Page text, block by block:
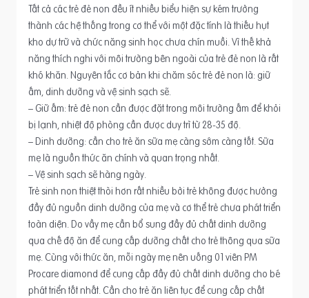
Tất cả các trẻ đẻ non đều ít nhiều biểu hiện sự kém trưởng
thành các hệ thống trong cơ thể với một đặc tính là thiếu hụt
kho dự trữ và chức năng sinh học chưa chín muồi. Vì thế khả
năng thích nghi với môi trường bên ngoài của trẻ đẻ non là rất
khó khăn. Nguyên tắc cơ bản khi chăm sóc trẻ đẻ non là: giữ
ấm, dinh dưỡng và vệ sinh sạch sẽ.
– Giữ ấm: trẻ đẻ non cần được đặt trong môi trường ấm để khỏi
bị lạnh, nhiệt độ phòng cần được duy trì từ 28-35 độ.
– Dinh dưỡng: cần cho trẻ ăn sữa mẹ càng sớm càng tốt. Sữa
mẹ là nguồn thức ăn chính và quan trọng nhất.
– Vệ sinh sạch sẽ hàng ngày.
Trẻ sinh non thiệt thòi hơn rất nhiều bởi trẻ không được hưởng
đầy đủ nguồn dinh dưỡng của mẹ và cơ thể trẻ chưa phát triển
toàn diện. Do vầy mẹ cần bổ sung đầy đủ chất dinh dưỡng
qua chế độ ăn để cung cấp dưỡng chất cho trẻ thông qua sữa
mẹ. Cùng với thức ăn, mỗi ngày mẹ nên uống 01 viên PM
Procare diamond để cung cấp đầy đủ chất dinh dưỡng cho bé
phát triển tốt nhất. Cần cho trẻ ăn liên tục để cung cấp chất